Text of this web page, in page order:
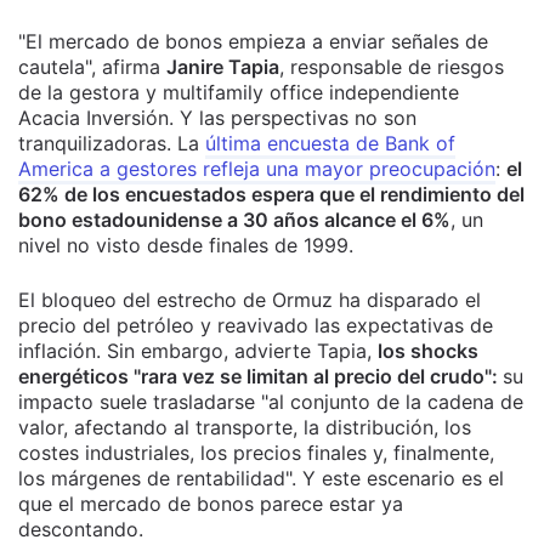
"El mercado de bonos empieza a enviar señales de
cautela", afirma Janire Tapia, responsable de riesgos
de la gestora y multifamily office independiente
Acacia Inversión. Y las perspectivas no son
tranquilizadoras. La última encuesta de Bank of
America a gestores refleja una mayor preocupación: el
62% de los encuestados espera que el rendimiento del
bono estadounidense a 30 años alcance el 6%, un
nivel no visto desde finales de 1999.
El bloqueo del estrecho de Ormuz ha disparado el
precio del petróleo y reavivado las expectativas de
inflación. Sin embargo, advierte Tapia, los shocks
energéticos "rara vez se limitan al precio del crudo": su
impacto suele trasladarse "al conjunto de la cadena de
valor, afectando al transporte, la distribución, los
costes industriales, los precios finales y, finalmente,
los márgenes de rentabilidad". Y este escenario es el
que el mercado de bonos parece estar ya
descontando.